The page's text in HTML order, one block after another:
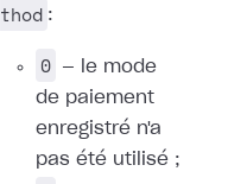
thod :
0
— le mode
de paiement
enregistré n'a
pas été utilisé ;